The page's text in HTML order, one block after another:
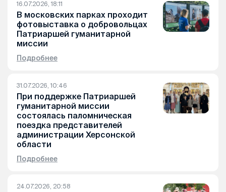
16.07.2026, 18:11
В московских парках проходит
фотовыставка о добровольцах
Патриаршей гуманитарной
миссии
Подробнее
31.07.2026, 10:46
При поддержке Патриаршей
гуманитарной миссии
состоялась паломническая
поездка представителей
администрации Херсонской
области
Подробнее
24.07.2026, 20:58